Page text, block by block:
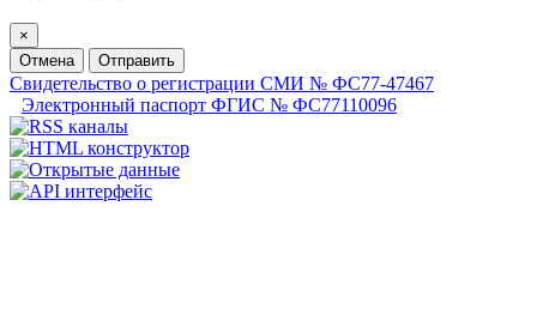
×
Отмена
Отправить
Свидетельство о регистрации СМИ № ФС77-47467
Электронный паспорт ФГИС № ФС77110096